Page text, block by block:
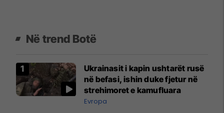
Në trend Botë
Ukrainasit i kapin ushtarët rusë
në befasi, ishin duke fjetur në
strehimoret e kamufluara
Evropa